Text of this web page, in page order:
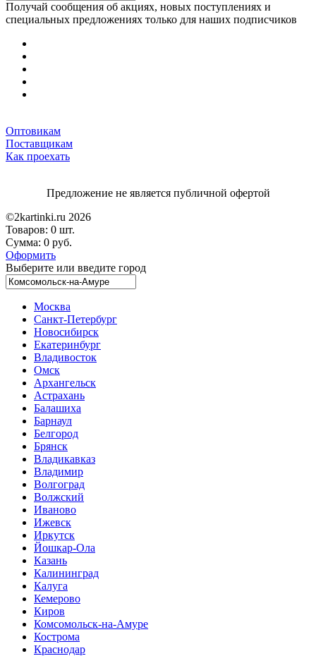
Получай сообщения об акциях, новых поступлениях и
специальных предложениях только для наших подписчиков
Оптовикам
Поставщикам
Как проехать
Предложение не является публичной офертой
©2kartinki.ru 2026
Товаров: 0 шт.
Сумма: 0 руб.
Оформить
Выберите или введите город
Москва
Санкт-Петербург
Новосибирск
Екатеринбург
Владивосток
Омск
Архангельск
Астрахань
Балашиха
Барнаул
Белгород
Брянск
Владикавказ
Владимир
Волгоград
Волжский
Иваново
Ижевск
Иркутск
Йошкар-Ола
Казань
Калининград
Калуга
Кемерово
Киров
Комсомольск-на-Амуре
Кострома
Краснодар